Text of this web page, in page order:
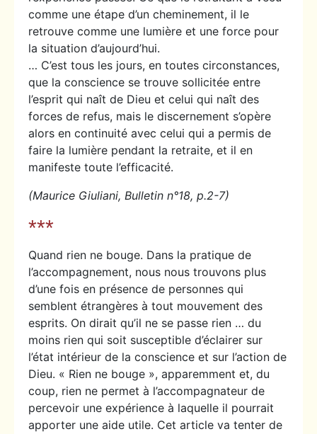
comme une étape d’un cheminement, il le
retrouve comme une lumière et une force pour
la situation d’aujourd’hui.
… C’est tous les jours, en toutes circonstances,
que la conscience se trouve sollicitée entre
l’esprit qui naît de Dieu et celui qui naît des
forces de refus, mais le discernement s’opère
alors en continuité avec celui qui a permis de
faire la lumière pendant la retraite, et il en
manifeste toute l’efficacité.
(Maurice Giuliani, Bulletin n°18, p.2-7)
***
Quand rien ne bouge. Dans la pratique de
l’accompagnement, nous nous trouvons plus
d’une fois en présence de personnes qui
semblent étrangères à tout mouvement des
esprits. On dirait qu’il ne se passe rien … du
moins rien qui soit susceptible d’éclairer sur
l’état intérieur de la conscience et sur l’action de
Dieu. « Rien ne bouge », apparemment et, du
coup, rien ne permet à l’accompagnateur de
percevoir une expérience à laquelle il pourrait
apporter une aide utile. Cet article va tenter de